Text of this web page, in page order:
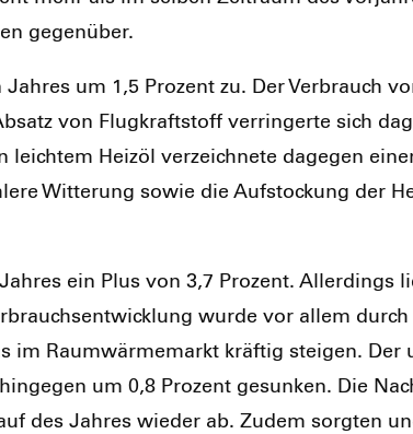
gegen­über.
um 1,5 Pro­zent zu. Der Ver­brauch
von Flug­kraft­stoff ver­rin­ger­te sich
Heiz­öl ver­zeich­ne­te dage­gen
Wit­te­rung sowie die Auf­sto­ckung der
ein Plus von 3,7 Pro­zent.
wur­de vor allem
im Raum­wär­me­markt kräf­tig stei­gen.
um 0,8 Pro­zent gesun­ken. Die
des Jah­res wie­der ab. Zudem sorg­ten